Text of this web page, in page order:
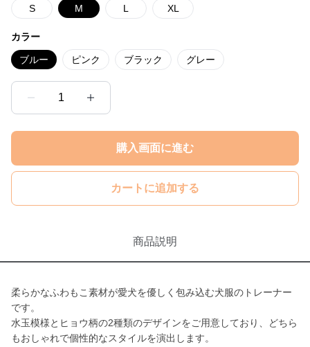
S M L XL
カラー
ブルー ピンク ブラック グレー
1
購入画面に進む
カートに追加する
商品説明
柔らかなふわもこ素材が愛犬を優しく包み込む犬服のトレーナー
です。
水玉模様とヒョウ柄の2種類のデザインをご用意しており、どちら
もおしゃれで個性的なスタイルを演出します。